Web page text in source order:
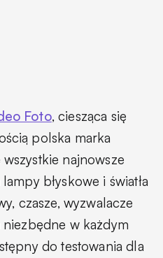
Foto, ciesząca się
polska marka
najnowsze
błyskowe i światła
czasze, wyzwalacze
w każdym
do testowania dla